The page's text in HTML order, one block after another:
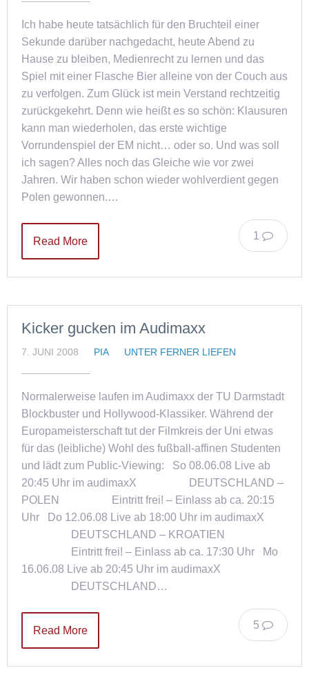
Ich habe heute tatsächlich für den Bruchteil einer
Sekunde darüber nachgedacht, heute Abend zu
Hause zu bleiben, Medienrecht zu lernen und das
Spiel mit einer Flasche Bier alleine von der Couch aus
zu verfolgen. Zum Glück ist mein Verstand rechtzeitig
zurückgekehrt. Denn wie heißt es so schön: Klausuren
kann man wiederholen, das erste wichtige
Vorrundenspiel der EM nicht… oder so. Und was soll
ich sagen? Alles noch das Gleiche wie vor zwei
Jahren. Wir haben schon wieder wohlverdient gegen
Polen gewonnen.…
1
Read More
Kicker gucken im Audimaxx
7. JUNI 2008 PIA UNTER FERNER LIEFEN
Normalerweise laufen im Audimaxx der TU Darmstadt
Blockbuster und Hollywood-Klassiker. Während der
Europameisterschaft tut der Filmkreis der Uni etwas
für das (leibliche) Wohl des fußball-affinen Studenten
und lädt zum Public-Viewing: So 08.06.08 Live ab
20:45 Uhr im audimaxX DEUTSCHLAND –
POLEN Eintritt frei! – Einlass ab ca. 20:15
Uhr Do 12.06.08 Live ab 18:00 Uhr im audimaxX
DEUTSCHLAND – KROATIEN
Eintritt frei! – Einlass ab ca. 17:30 Uhr Mo
16.06.08 Live ab 20:45 Uhr im audimaxX
DEUTSCHLAND…
5
Read More